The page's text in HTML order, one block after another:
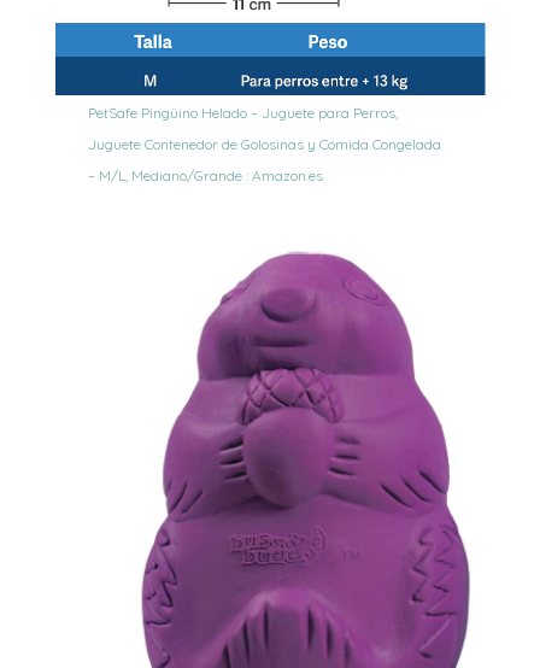
PetSafe Pingüino Helado – Juguete para Perros,
Juguete Contenedor de Golosinas y Comida Congelada
– M/L, Mediano/Grande : Amazon.es